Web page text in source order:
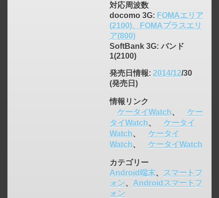
対応周波数
docomo 3G: FOMAエリア
(2100)、FOMAプラスエリ
ア(800)
SoftBank 3G: バンド
1(2100)
発売日情報: 2014/12/30
(発売日)
情報リンク
ケータイWatch、
ケー
タイWatch、
ケータイ
Watch、
ケータイ
Watch、 ケータイWatch
カテゴリー
Android端末、
スマートフ
ォン、 Androidスマートフ
ォン